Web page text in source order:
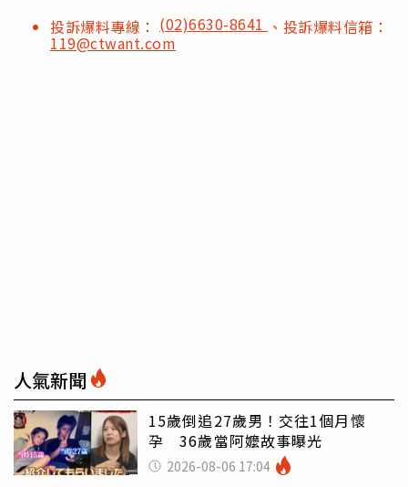
投訴爆料專線： (02)6630-8641 、投訴爆料信箱：
119@ctwant.com
人氣新聞
15歲倒追27歲男！交往1個月懷
孕 36歲當阿嬤故事曝光
2026-08-06 17:04